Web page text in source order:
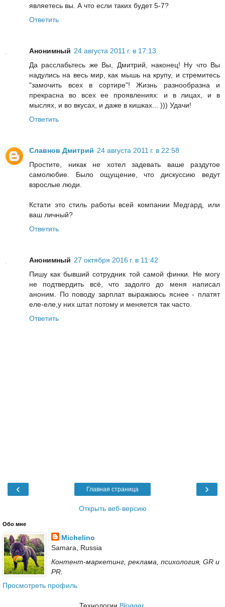
являетесь вы. А что если таких будет 5-7?
Ответить
Анонимный 24 августа 2011 г. в 17:13
Да расслабьтесь же Вы, Дмитрий, наконец! Ну что Вы
надулись на весь мир, как мышь на крупу, и стремитесь
"замочить всех в сортире"! Жизнь разнообразна и
прекрасна во всех ее проявлениях: и в лицах, и в
мыслях, и во вкусах, и даже в кишках... ))) Удачи!
Ответить
Славнов Дмитрий 24 августа 2011 г. в 22:58
Простите, никак не хотел задевать ваше раздутое
самолюбие. Было ощущение, что дискуссию ведут
взрослые люди.
Кстати это стиль работы всей компании Медгард, или
ваш личный?
Ответить
Анонимный 27 октября 2016 г. в 11:42
Пишу как бывший сотрудник той самой финки. Не могу
не подтвердить всё, что задолго до меня написал
аноним. По поводу зарплат выражаюсь яснее - платят
еле-еле,у них штат потому и меняется так часто.
Ответить
‹ ›
Главная страница
Открыть веб-версию
Обо мне
Michelino
Samara, Russia
Контент-маркетинг, реклама, психология, GR и
PR.
Просмотреть профиль
Технологии Blogger.